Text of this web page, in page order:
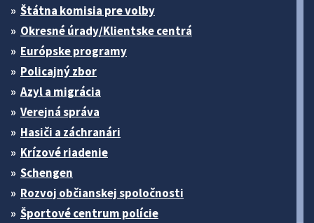
Štátna komisia pre volby
Okresné úrady/Klientske centrá
Európske programy
Policajný zbor
Azyl a migrácia
Verejná správa
Hasiči a záchranári
Krízové riadenie
Schengen
Rozvoj občianskej spoločnosti
Športové centrum polície